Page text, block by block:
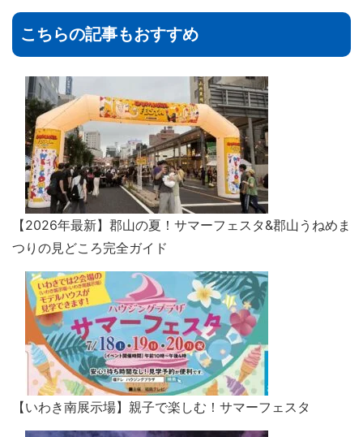
こちらの記事もおすすめ
【2026年最新】郡山の夏！サマーフェスタ&郡山うねめま
つりの見どころ完全ガイド
【いわき南展示場】親子で楽しむ！サマーフェスタ